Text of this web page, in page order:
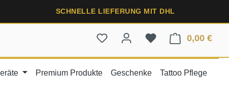
SCHNELLE LIEFERUNG MIT DHL
0,00 €
Premium Produkte Geschenke Tattoo Pflege